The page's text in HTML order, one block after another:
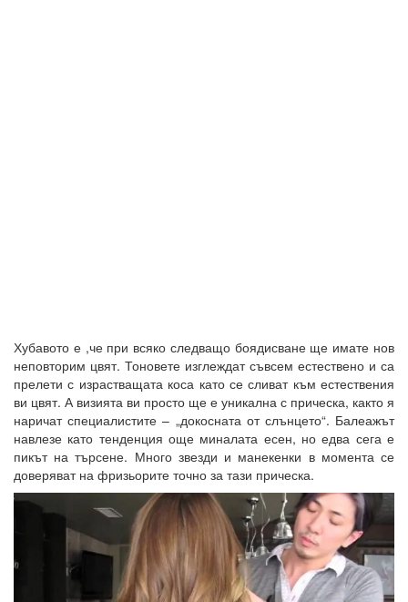
Хубавото е ,че при всяко следващо боядисване ще имате нов
неповторим цвят. Тоновете изглеждат съвсем естествено и са
прелети с израстващата коса като се сливат към естествения
ви цвят. А визията ви просто ще е уникална с прическа, както я
наричат специалистите – „докосната от слънцето“. Балеажът
навлезе като тенденция още миналата есен, но едва сега е
пикът на търсене. Много звезди и манекенки в момента се
доверяват на фризьорите точно за тази прическа.